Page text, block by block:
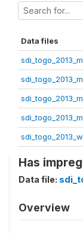
Data files
Has
Data file:
Overview